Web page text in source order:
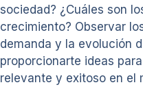
sociedad? ¿Cuáles son
crecimiento? Observar
demanda y la evolución
proporcionarte ideas
relevante y exitoso en el